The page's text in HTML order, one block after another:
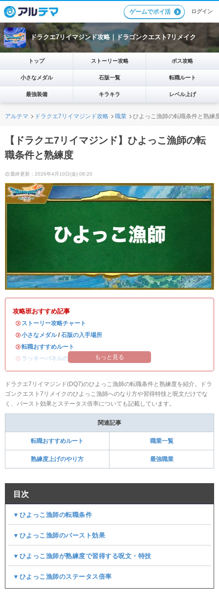
ゲームでポイ活 ログイン
ドラクエ7リイマジンド攻略｜ドラゴンクエスト7リメイク
トップ ストーリー攻略 ボス攻略
小さなメダル 石版一覧 転職ルート
最強装備 キラキラ レベル上げ
アルテマ ドラクエ7リイマジンド攻略 職業 ひよっこ漁師の転職条件と熟練
【ドラクエ7リイマジンド】ひよっこ漁師の転
職条件と熟練度
最終更新：2026年4月10日(金) 08:20
攻略班おすすめ記事
・ ストーリー攻略チャート
・小さなメダル/ 石版の入手場所
・転職おすすめルート
・ ラッキーパネルの場所 もっと見る
ドラクエ7リイマジンド(DQ7)のひよっこ漁師の転職条件と熟練度を紹介。ドラ
ゴンクエスト7リメイクのひよっこ漁師へのなり方や習得特技と呪文だけでな
く、バースト効果とステータス倍率についても記載しています。
関連記事
転職おすすめルート 職業一覧
熟練度上げのやり方 最強職業
目次
▼ひよっこ漁師の転職条件
▼ひよっこ漁師のバースト効果
▼ひよっこ漁師が熟練度で習得する呪文・特技
▼ひよっこ漁師のステータス倍率